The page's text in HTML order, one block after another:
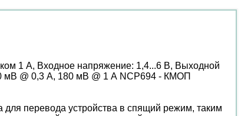
1 А, Входное напряжение: 1,4...6 В, Выходной
мВ @ 0,3 А, 180 мВ @ 1 А NCP694 - КМОП
перевода устройства в спящий режим, таким